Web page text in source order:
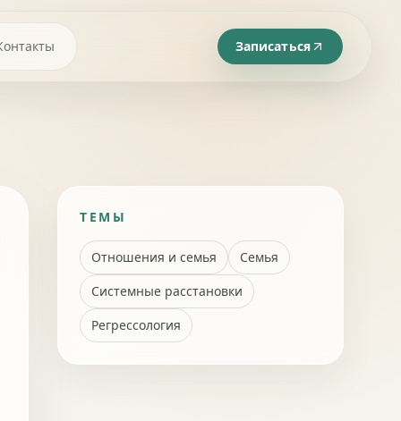
Записаться
ТЕМЫ
Отношения и семья
Семья
Системные расстановки
Регрессология